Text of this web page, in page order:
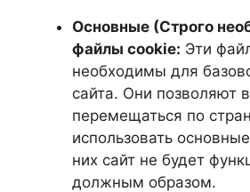
Основные (Строго
файлы cookie: Эти
необходимы для
сайта. Они позволяют
перемещаться по
использовать
них сайт не будет
должным образом.